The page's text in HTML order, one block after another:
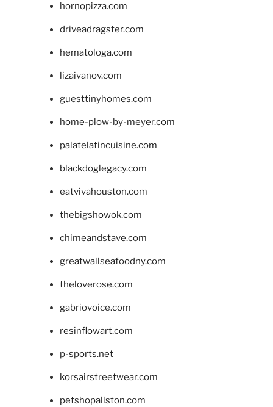
hornopizza.com
driveadragster.com
hematologa.com
lizaivanov.com
guesttinyhomes.com
home-plow-by-meyer.com
palatelatincuisine.com
blackdoglegacy.com
eatvivahouston.com
thebigshowok.com
chimeandstave.com
greatwallseafoodny.com
theloverose.com
gabriovoice.com
resinflowart.com
p-sports.net
korsairstreetwear.com
petshopallston.com